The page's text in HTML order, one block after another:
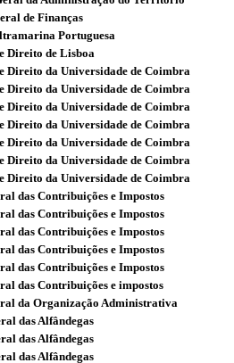
de Finanças
Portuguesa
Direito de Lisboa
Direito da Universidade de Coimbra
Direito da Universidade de Coimbra
Direito da Universidade de Coimbra
Direito da Universidade de Coimbra
Direito da Universidade de Coimbra
Direito da Universidade de Coimbra
Direito da Universidade de Coimbra
das Contribuições e Impostos
das Contribuições e Impostos
das Contribuições e Impostos
das Contribuições e Impostos
das Contribuições e Impostos
das Contribuições e impostos
da Organização Administrativa
das Alfândegas
das Alfândegas
das Alfândegas